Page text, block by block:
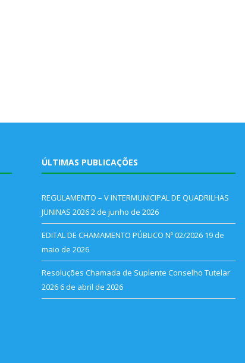
ÚLTIMAS PUBLICAÇÕES
REGULAMENTO – V INTERMUNICIPAL DE QUADRILHAS
JUNINAS 20262 de junho de 2026
EDITAL DE CHAMAMENTO PÚBLICO Nº 02/2026 19 de
maio de 2026
Resoluções Chamada de Suplente Conselho Tutelar
2026 6 de abril de 2026